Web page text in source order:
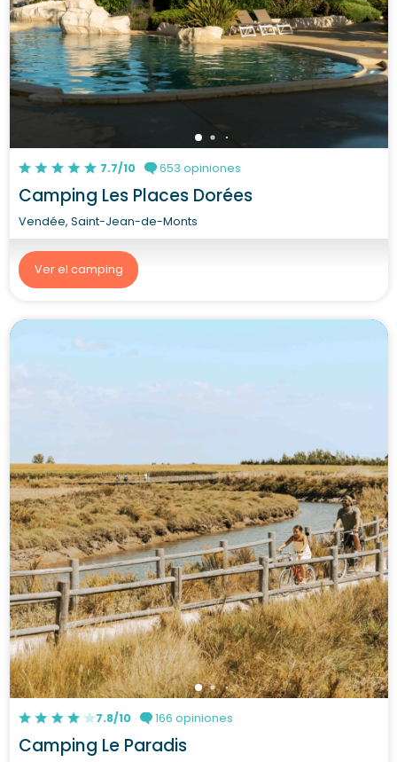
7.7/10 653 opiniones
Camping Les Places Dorées
Vendée, Saint-Jean-de-Monts
Ver el camping
7.8/10 166 opiniones
Camping Le Paradis